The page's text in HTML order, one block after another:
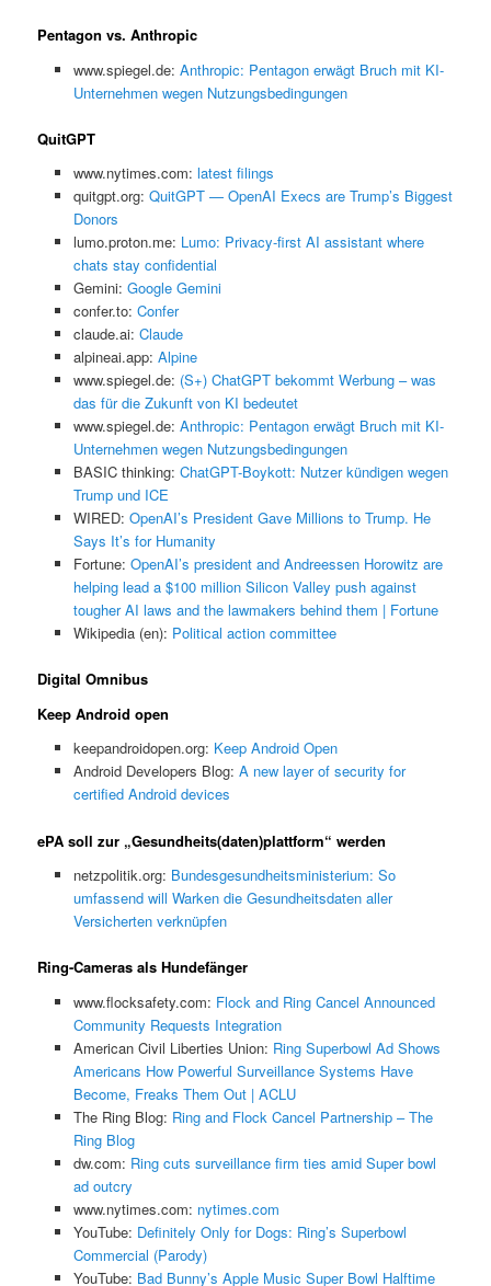
Pentagon vs. Anthropic
www.spiegel.de: Anthropic: Pentagon erwägt Bruch mit KI-
Unternehmen wegen Nutzungsbedingungen
QuitGPT
www.nytimes.com: latest filings
quitgpt.org: QuitGPT — OpenAI Execs are Trump’s Biggest
Donors
lumo.proton.me: Lumo: Privacy-first AI assistant where
chats stay confidential
Gemini: ‎Google Gemini
confer.to: Confer
claude.ai: Claude
alpineai.app: Alpine
www.spiegel.de: (S+) ChatGPT bekommt Werbung – was
das für die Zukunft von KI bedeutet
www.spiegel.de: Anthropic: Pentagon erwägt Bruch mit KI-
Unternehmen wegen Nutzungsbedingungen
BASIC thinking: ChatGPT-Boykott: Nutzer kündigen wegen
Trump und ICE
WIRED: OpenAI’s President Gave Millions to Trump. He
Says It’s for Humanity
Fortune: OpenAI’s president and Andreessen Horowitz are
helping lead a $100 million Silicon Valley push against
tougher AI laws and the lawmakers behind them | Fortune
Wikipedia (en): Political action committee
Digital Omnibus
Keep Android open
keepandroidopen.org: Keep Android Open
Android Developers Blog: A new layer of security for
certified Android devices
ePA soll zur „Gesundheits(daten)plattform“ werden
netzpolitik.org: Bundesgesundheitsministerium: So
umfassend will Warken die Gesundheitsdaten aller
Versicherten verknüpfen
Ring-Cameras als Hundefänger
www.flocksafety.com: Flock and Ring Cancel Announced
Community Requests Integration
American Civil Liberties Union: Ring Superbowl Ad Shows
Americans How Powerful Surveillance Systems Have
Become, Freaks Them Out | ACLU
The Ring Blog: Ring and Flock Cancel Partnership – The
Ring Blog
dw.com: Ring cuts surveillance firm ties amid Super bowl
ad outcry
www.nytimes.com: nytimes.com
YouTube: Definitely Only for Dogs: Ring’s Superbowl
Commercial (Parody)
YouTube: Bad Bunny’s Apple Music Super Bowl Halftime